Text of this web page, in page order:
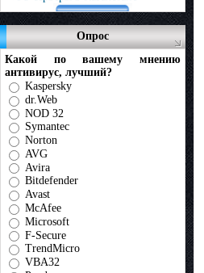
Опрос
Какой по вашему мнению
антивирус, лучший?
Kaspersky
dr.Web
NOD 32
Symantec
Norton
AVG
Avira
Bitdefender
Avast
McAfee
Microsoft
F-Secure
TrendMicro
VBA32